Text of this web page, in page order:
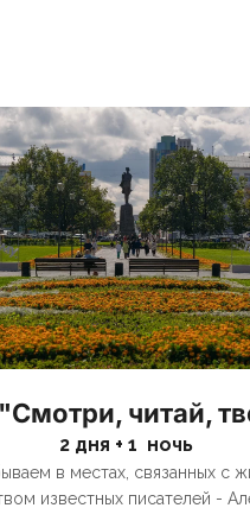
читай,
2 дня + 1  ночь
в местах, связанных с
известных писателей -